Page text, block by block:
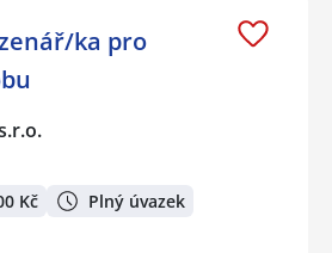
ka pro
Kč Plný úvazek